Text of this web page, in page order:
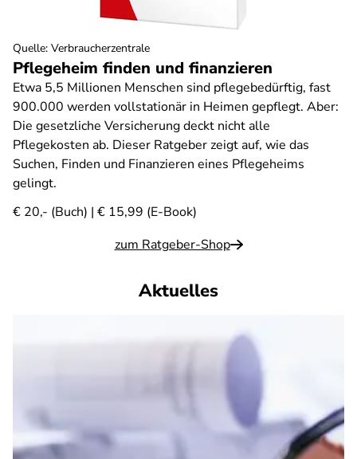
Pflegeheim finden und finanzieren
Etwa 5,5 Millionen Menschen sind pflegebedürftig, fast
900.000 werden vollstationär in Heimen gepflegt. Aber:
Die gesetzliche Versicherung deckt nicht alle
Pflegekosten ab. Dieser Ratgeber zeigt auf, wie das
Suchen, Finden und Finanzieren eines Pflegeheims
gelingt.
€ 20,- (Buch) | € 15,99 (E-Book)
zum Ratgeber-Shop
Quelle: Verbraucherzentrale
Aktuelles